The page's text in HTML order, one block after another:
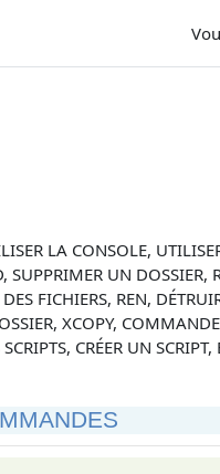
LA CONSOLE,
UN DOSSIER,
FICHIERS, REN,
XCOPY,
CRÉER UN SCRIPT,